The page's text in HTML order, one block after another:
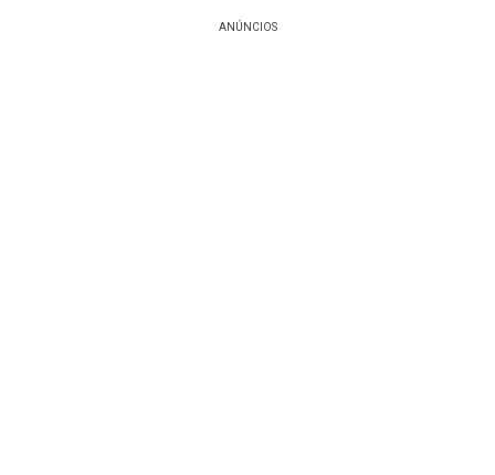
ANÚNCIOS